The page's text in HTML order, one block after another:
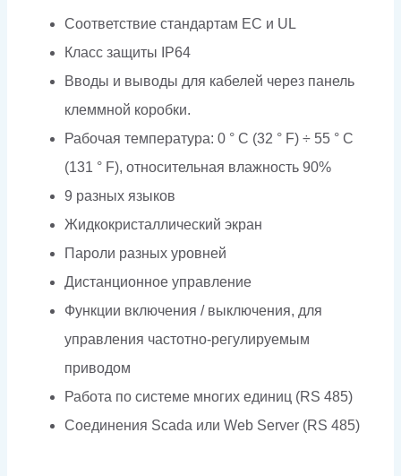
Соответствие стандартам EC и UL
Класс защиты IP64
Вводы и выводы для кабелей через панель
клеммной коробки.
Рабочая температура: 0 ° C (32 ° F) ÷ 55 ° C
(131 ° F), относительная влажность 90%
9 разных языков
Жидкокристаллический экран
Пароли разных уровней
Дистанционное управление
Функции включения / выключения, для
управления частотно-регулируемым
приводом
Работа по системе многих единиц (RS 485)
Соединения Scada или Web Server (RS 485)